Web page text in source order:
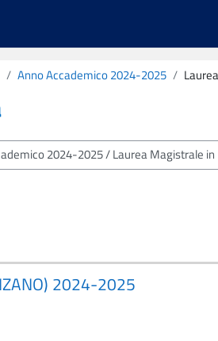
Anno Accademico 2024-2025
2024-2025